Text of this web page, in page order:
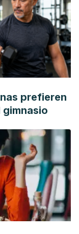
prefieren
gimnasio